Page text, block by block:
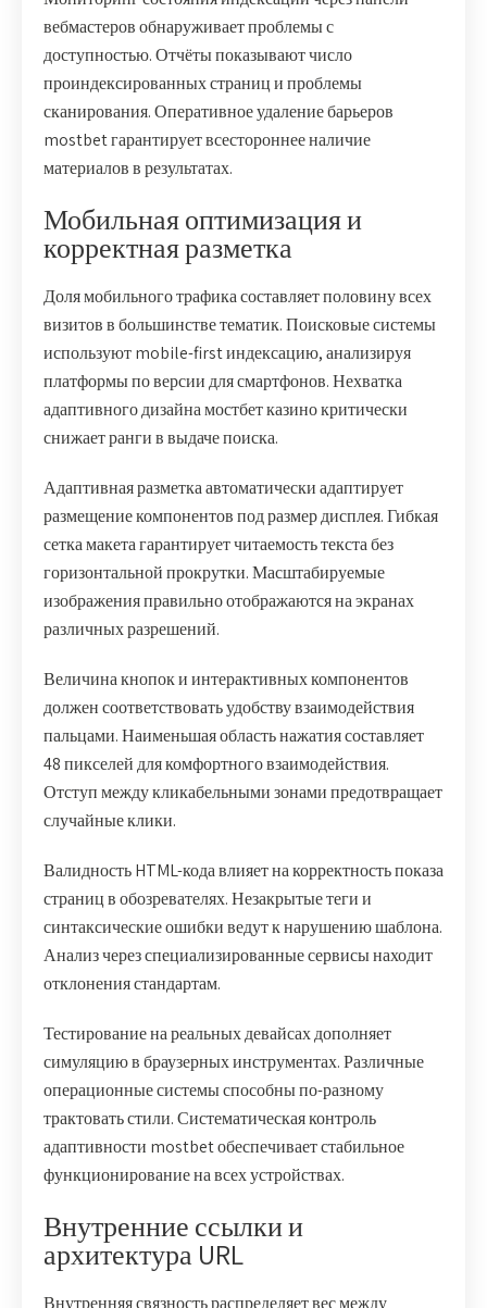
вебмастеров обнаруживает проблемы с
доступностью. Отчёты показывают число
проиндексированных страниц и проблемы
сканирования. Оперативное удаление барьеров
mostbet гарантирует всестороннее наличие
материалов в результатах.
Мобильная оптимизация и
корректная разметка
Доля мобильного трафика составляет половину всех
визитов в большинстве тематик. Поисковые системы
используют mobile-first индексацию, анализируя
платформы по версии для смартфонов. Нехватка
адаптивного дизайна мостбет казино критически
снижает ранги в выдаче поиска.
Адаптивная разметка автоматически адаптирует
размещение компонентов под размер дисплея. Гибкая
сетка макета гарантирует читаемость текста без
горизонтальной прокрутки. Масштабируемые
изображения правильно отображаются на экранах
различных разрешений.
Величина кнопок и интерактивных компонентов
должен соответствовать удобству взаимодействия
пальцами. Наименьшая область нажатия составляет
48 пикселей для комфортного взаимодействия.
Отступ между кликабельными зонами предотвращает
случайные клики.
Валидность HTML-кода влияет на корректность показа
страниц в обозревателях. Незакрытые теги и
синтаксические ошибки ведут к нарушению шаблона.
Анализ через специализированные сервисы находит
отклонения стандартам.
Тестирование на реальных девайсах дополняет
симуляцию в браузерных инструментах. Различные
операционные системы способны по-разному
трактовать стили. Систематическая контроль
адаптивности mostbet обеспечивает стабильное
функционирование на всех устройствах.
Внутренние ссылки и
архитектура URL
Внутренняя связность распределяет вес между